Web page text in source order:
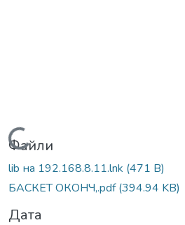
Вантажиться...
Файли
lib на 192.168.8.11.lnk (471 B)
БАСКЕТ ОКОНЧ,.pdf(394.94 KB)
Дата